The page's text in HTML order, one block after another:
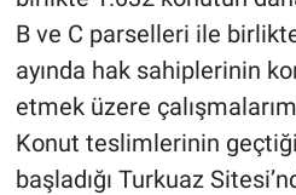
B ve C parselleri ile
ayında hak sahiplerinin
etmek üzere
Konut teslimlerinin
başladığı Turkuaz